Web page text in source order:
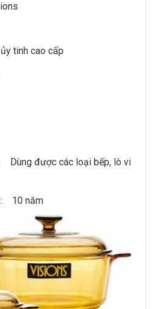
tinh cao cấp
được các loại bếp, lò vi
10 năm